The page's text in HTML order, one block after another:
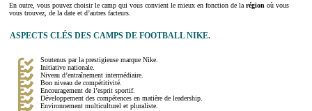
En outre, vous pouvez choisir le camp qui vous convient le mieux en fonction de la région où vous
vous trouvez, de la date et d’autres facteurs.
ASPECTS CLÉS DES CAMPS DE FOOTBALL NIKE.
Soutenus par la prestigieuse marque Nike.
Initiative nationale.
Niveau d’entraînement intermédiaire.
Bon niveau de compétitivité.
Encouragement de l’esprit sportif.
Développement des compétences en matière de leadership.
Environnement multiculturel et pluraliste.